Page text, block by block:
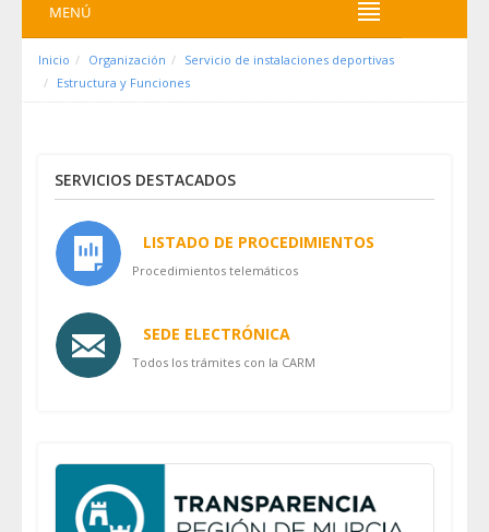
MENÚ
Inicio Organización
Servicio de instalaciones deportivas
Estructura y Funciones
SERVICIOS DESTACADOS
LISTADO DE PROCEDIMIENTOS
Procedimientos telemáticos
SEDE ELECTRÓNICA
Todos los trámites con la CARM